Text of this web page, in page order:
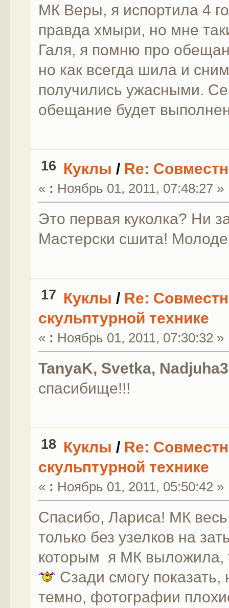
МК Веры, я испортила 4
правда хмыри, но мне
Галя, я помню про
но как всегда шила и
получились ужасными.
обещание будет
16 Куклы / Re:
« : Ноябрь 01, 2011, 07:48:27 »
Это первая куколка? Ни
Мастерски сшита!
17 Куклы / Re:
скульптурной технике
« : Ноябрь 01, 2011, 07:30:32 »
TanyaK, Svetka,
спасибище!!!
18 Куклы / Re:
скульптурной технике
« : Ноябрь 01, 2011, 05:50:42 »
Спасибо, Лариса! МК
только без узелков на
которым я МК выложила,
Сзади смогу показать,
темно, фотографии